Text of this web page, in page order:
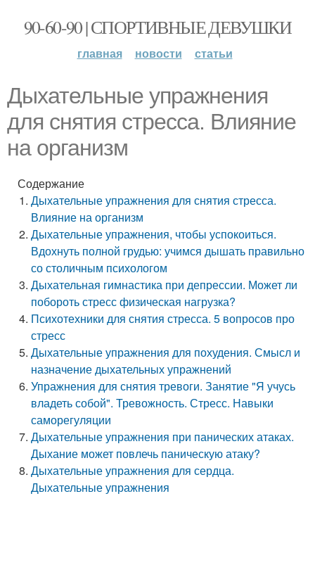
90-60-90 | СПОРТИВНЫЕ ДЕВУШКИ
главная новости статьи
Дыхательные упражнения
для снятия стресса. Влияние
на организм
Содержание
Дыхательные упражнения для снятия стресса.
Влияние на организм
Дыхательные упражнения, чтобы успокоиться.
Вдохнуть полной грудью: учимся дышать правильно
со столичным психологом
Дыхательная гимнастика при депрессии. Может ли
побороть стресс физическая нагрузка?
Психотехники для снятия стресса. 5 вопросов про
стресс
Дыхательные упражнения для похудения. Смысл и
назначение дыхательных упражнений
Упражнения для снятия тревоги. Занятие "Я учусь
владеть собой". Тревожность. Стресс. Навыки
саморегуляции
Дыхательные упражнения при панических атаках.
Дыхание может повлечь паническую атаку?
Дыхательные упражнения для сердца.
Дыхательные упражнения